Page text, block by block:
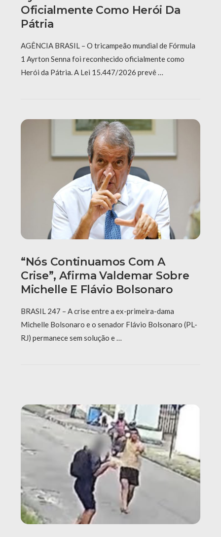
Oficialmente Como Herói Da
Pátria
AGÊNCIA BRASIL – O tricampeão mundial de Fórmula
1 Ayrton Senna foi reconhecido oficialmente como
Herói da Pátria. A Lei 15.447/2026 prevê …
“Nós Continuamos Com A
Crise”, Afirma Valdemar Sobre
Michelle E Flávio Bolsonaro
BRASIL 247 – A crise entre a ex-primeira-dama
Michelle Bolsonaro e o senador Flávio Bolsonaro (PL-
RJ) permanece sem solução e …